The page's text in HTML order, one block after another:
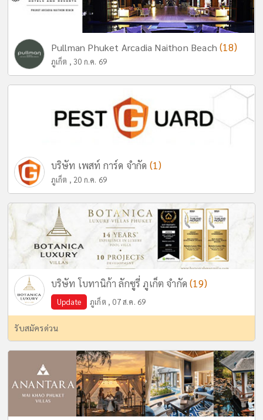
Pullman Phuket Arcadia Naithon Beach(18)
ภูเก็ต , 30 ก.ค. 69
บริษัท เพสท์ การ์ด จำกัด (1)
ภูเก็ต , 20 ก.ค. 69
บริษัท โบทานิก้า ลักซูรี่ ภูเก็ต จำกัด(19)
Update ภูเก็ต , 07 ส.ค. 69
รับสมัครด่วน